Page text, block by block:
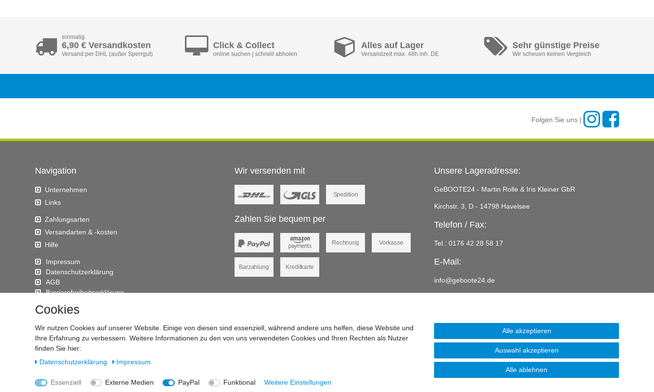
einmalig
6,90 € Versandkosten
Versand per DHL (außer Sperrgut)
Click & Collect
online suchen | schnell abholen
Alles auf Lager
Versandzeit max. 48h inh. DE
Sehr günstige Preise
Wir scheuen keinen Vergleich
Folgen Sie uns |
Navigation
Unternehmen
Links
Zahlungsarten
Versandarten & -kosten
Hilfe
Impressum
Daten­schutz­erklärung
AGB
Barrierefreiheitserklärung
Kontakt
Vertrag widerrufen
Wir versenden mit
Spedition
Zahlen Sie bequem per
Rechnung Vorkasse
Barzahlung Kreditkarte
Unsere Lageradresse:
GeBOOTE24 - Martin Rolle & Iris Kleiner GbR
Kirchstr. 3, D - 14798 Havelsee
Telefon / Fax:
Tel.: 0176 42 28 58 17
E-Mail:
info@geboote24.de
Webentwicklung & Webdesign
Cookies
Wir nutzen Cookies auf unserer Website. Einige von diesen sind essenziell, während andere uns helfen, diese Website und
Ihre Erfahrung zu verbessern. Weitere Informationen zu den von uns verwendeten Cookies und Ihren Rechten als Nutzer
finden Sie hier:
Daten­schutz­erklärung
Impressum
Essenziell Externe Medien PayPal Funktional Weitere Einstellungen
Alle akzeptieren
Auswahl akzeptieren
Alle ablehnen